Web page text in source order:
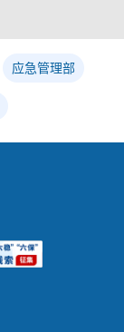
应急管理部